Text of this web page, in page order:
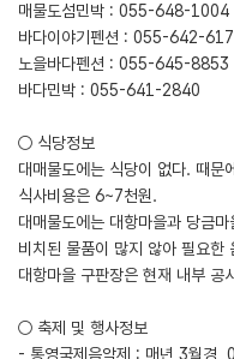
매물도섬민박 : 055-648-1004
바다이야기펜션 : 055-642-
노을바다펜션 : 055-645-8853
바다민박 : 055-641-2840
○ 식당정보
대매물도에는 식당이 없다. 때문
식사비용은 6~7천원.
대매물도에는 대항마을과 당금
비치된 물품이 많지 않아 필요한
대항마을 구판장은 현재 내부 공
○ 축제 및 행사정보
- 통영국제음악제 : 매년 3월